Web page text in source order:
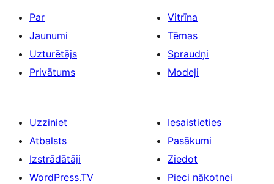
Par
Jaunumi
Uzturētājs
Privātums
Vitrīna
Tēmas
Spraudņi
Modeļi
Uzziniet
Atbalsts
Izstrādātāji
WordPress.TV
Iesaistieties
Pasākumi
Ziedot
Pieci nākotnei